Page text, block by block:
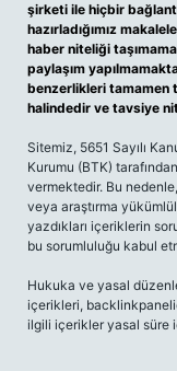
şirketi ile hiçbir
hazırladığımız
haber niteliği
paylaşım
benzerlikleri tamamen
halindedir ve tavsiye
Sitemiz, 5651 Sayılı
Kurumu (BTK)
vermektedir. Bu
veya araştırma
yazdıkları içeriklerin
bu sorumluluğu kabul
Hukuka ve yasal
içerikleri,
ilgili içerikler yasal süre